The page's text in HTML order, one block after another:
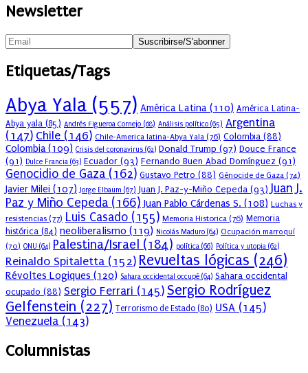
Newsletter
Etiquetas/Tags
Abya Yala (557) América Latina (110) América Latina-
Abya yala (85) Andrés Figueroa Cornejo (68) Análisis político (65) Argentina
(147) Chile (146) Chile-America latina-Abya Yala (76) Colombia (88)
Colombia(109) Crisis del coronavirus (62) Donald Trump (97) Douce France
(91) Dulce Francia (63) Ecuador (93) Fernando Buen Abad Domínguez (91)
Genocidio de Gaza (162) Gustavo Petro (88) Génocide de Gaza (74)
Javier Milei (107) Jorge Elbaum (67) Juan J. Paz-y-Miño Cepeda (93) Juan J.
Paz y Miño Cepeda (166) Juan Pablo Cárdenas S. (108) Luchas y
resistencias (77) Luis Casado (155) Memoria Historica (76) Memoria
histórica (84) neoliberalismo (119) Nicolás Maduro (64) Ocupación marroquí
(70) ONU (64) Palestina/Israel (184) política (66) Política y utopia (62)
Reinaldo Spitaletta (152) Revueltas lógicas (246)
Révoltes Logiques (120) Sahara occidental occupé (64) Sahara occidental
ocupado (88) Sergio Ferrari (145) Sergio Rodríguez
Gelfenstein (227) Terrorismo de Estado (80) USA (145)
Venezuela (143)
Columnistas